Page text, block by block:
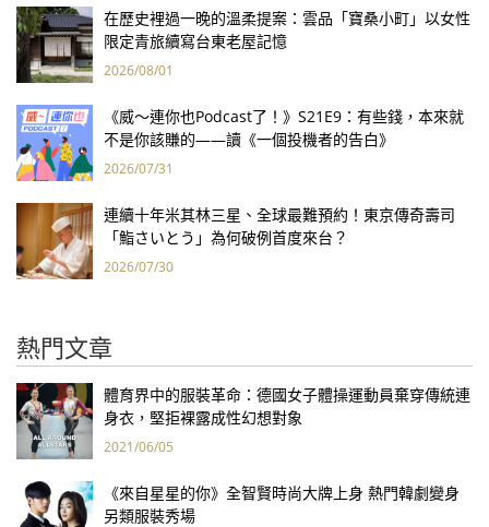
在歷史裡過一晚的溫柔提案：雲品「寶桑小町」以女性
限定青旅續寫台東老屋記憶
2026/08/01
《威～連你也Podcast了！》S21E9：有些錢，本來就
不是你該賺的——讀《一個投機者的告白》
2026/07/31
連續十年米其林三星、全球最難預約！東京傳奇壽司
「鮨さいとう」為何破例首度來台？
2026/07/30
熱門文章
體育界中的服裝革命：德國女子體操運動員棄穿傳統連
身衣，堅拒裸露成性幻想對象
2021/06/05
《來自星星的你》全智賢時尚大牌上身 熱門韓劇變身
另類服裝秀場